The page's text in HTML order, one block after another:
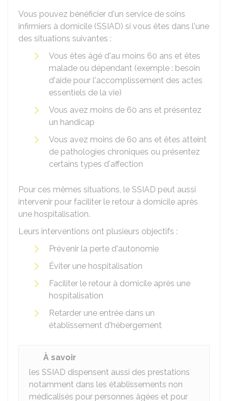
Vous pouvez bénéficier d'un service de soins
infirmiers à domicile (SSIAD) si vous êtes dans l'une
des situations suivantes :
Vous êtes âgé d'au moins 60 ans et êtes
malade ou dépendant (exemple : besoin
d'aide pour l'accomplissement des actes
essentiels de la vie)
Vous avez moins de 60 ans et présentez
un handicap
Vous avez moins de 60 ans et êtes atteint
de pathologies chroniques ou présentez
certains types d'affection
Pour ces mêmes situations, le SSIAD peut aussi
intervenir pour faciliter le retour à domicile après
une hospitalisation.
Leurs interventions ont plusieurs objectifs :
Prévenir la perte d'autonomie
Éviter une hospitalisation
Faciliter le retour à domicile après une
hospitalisation
Retarder une entrée dans un
établissement d'hébergement
À savoir
les SSIAD dispensent aussi des prestations
notamment dans les établissements non
médicalisés pour personnes âgées et pour